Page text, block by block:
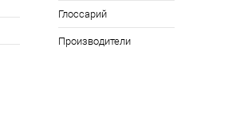
Глоссарий
Производители